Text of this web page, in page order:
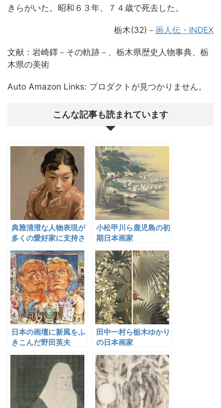
きらがいた。昭和６３年、７４歳で死去した。
栃木(32)－ 画人伝・INDEX
文献：岩崎鐸－その軌跡－、栃木県歴史人物事典、栃
木県の美術
Auto Amazon Links: プロダクトが見つかりません。
こんな記事も読まれています
典雅清澄な人物表現が
多くの愛好家に支持さ
小松甲川ら鹿児島の初
期日本画家
日本の画壇に新風をふ
きこんだ野田英夫
田中一村ら栃木ゆかり
の日本画家